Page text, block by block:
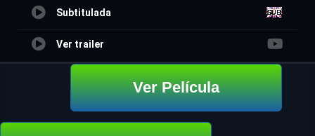
Subtitulada
Ver trailer
Ver Película